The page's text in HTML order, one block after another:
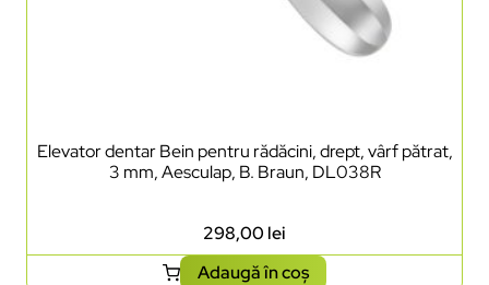
Elevator dentar Bein pentru rădăcini, drept, vârf pătrat,
3 mm, Aesculap, B. Braun, DL038R
298,00 lei
Adaugă în coș